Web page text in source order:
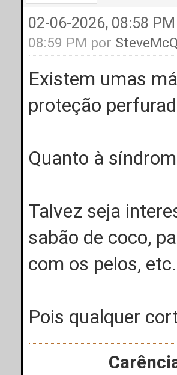
02-06-2026, 08:58 PM
08:59 PM por
Existem umas
proteção
Quanto à
Talvez seja
sabão de coco,
com os pelos, etc.
Pois qualquer